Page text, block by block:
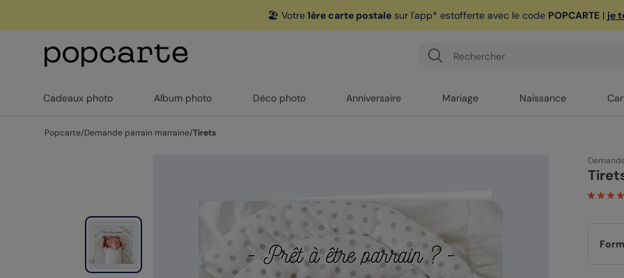
🏖️ Votre1ère carte postalesur l'app* estofferte avec le code POPCARTE| je
Cadeaux photo Album photo Déco photo Anniversaire Mariage Naissance
Popcarte/Demande parrain marraine/Tirets